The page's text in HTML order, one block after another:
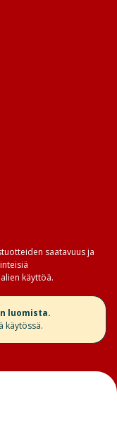
saatavuus ja
käyttöä.
luomista.
käytössä.